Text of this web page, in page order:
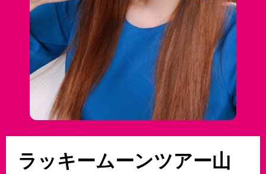
ラッキームーンツアー山